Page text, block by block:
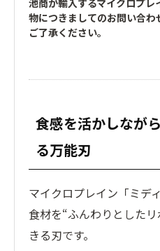
池商が輸入するマイクロプ
物につきましてのお問い合
ご了承ください。
食感を活かしなが
る万能刃
マイクロプレイン「ミデ
食材を“ふんわりとした
きる刃です。